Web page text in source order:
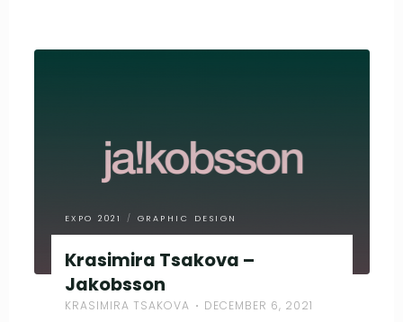
–
EXPO 2021 / GRAPHIC DESIGN
Krasimira Tsakova –
Jakobsson
KRASIMIRA TSAKOVA DECEMBER 6, 2021